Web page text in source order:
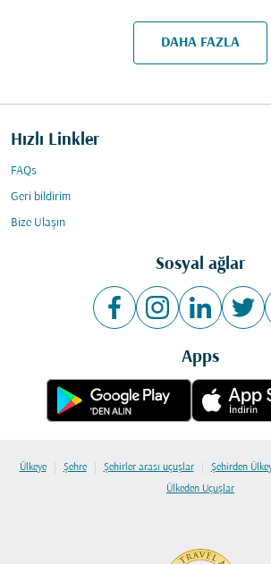
DAHA FAZLA
Hızlı Linkler
FAQs
Geri bildirim
Bize Ulaşın
Sosyal ağlar
Apps
Ülkeye | Şehre | Şehirler arası uçuşlar | Şehirden
Ülkeden Uçuşlar